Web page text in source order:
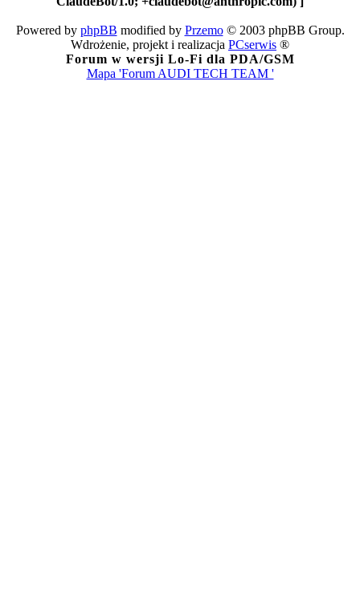
Powered by phpBB modified by Przemo© 2003 phpBB Group.
Wdrożenie, projekt i realizacja PCserwis ®
Forum w wersji Lo-Fi dla PDA/GSM
Mapa 'Forum AUDI TECH TEAM '